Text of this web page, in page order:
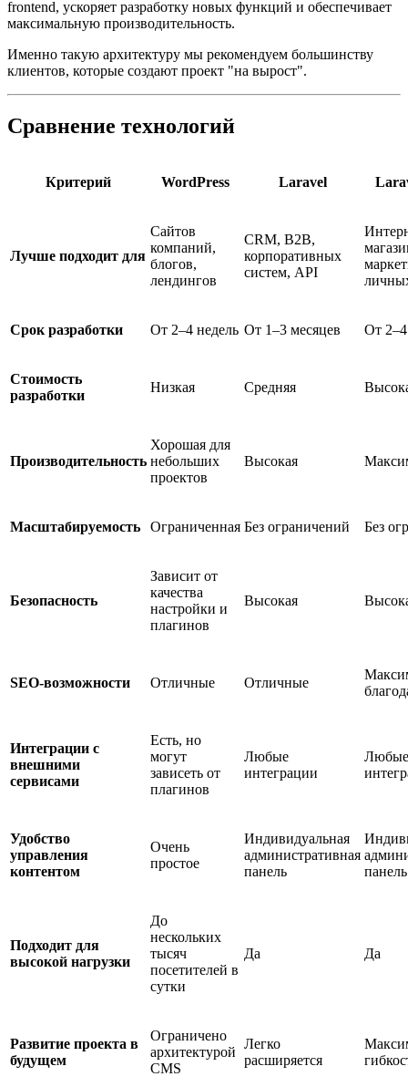
frontend, ускоряет разработку новых функций и обеспечивает
максимальную производительность.
Именно такую архитектуру мы рекомендуем большинству
клиентов, которые создают проект "на вырост".
Сравнение технологий
Критерий WordPress Laravel
Лучше подходит для
Сайтов
компаний,
блогов,
лендингов
CRM, B2B,
корпоративных
систем, API
Срок разработки От 2–4 недель От 1–3 месяцев От
Стоимость
разработки
Низкая Средняя
Производительность
Хорошая для
небольших
проектов
Высокая
Масштабируемость Ограниченная Без ограничений Без
Безопасность
Зависит от
качества
настройки и
плагинов
Высокая
SEO-возможности Отличные Отличные
Интеграции с
внешними
сервисами
Есть, но
могут
зависеть от
плагинов
Любые
интеграции
Любые
Удобство
управления
контентом
Очень
простое
Индивидуальная
административная
панель
панель
Подходит для
высокой нагрузки
До
нескольких
тысяч
посетителей в
сутки
Да Да
Развитие проекта в
будущем
Ограничено
архитектурой
CMS
Легко
расширяется